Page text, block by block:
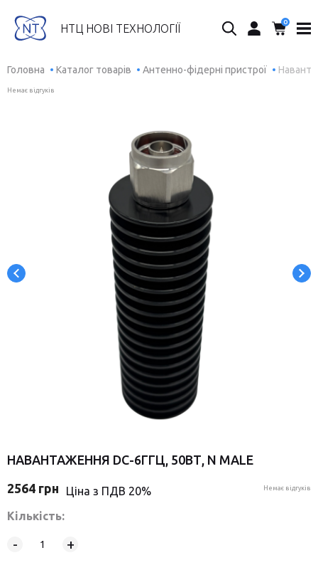
НТЦ НОВІ ТЕХНОЛОГІЇ
Пошук... 0
Головна Каталог товарів Антенно-фідерні пристрої
Немає відгуків
НАВАНТАЖЕННЯ DC-6ГГЦ, 50ВТ, N MALE
2564 грн Ціна з ПДВ 20% Немає відгуків
Кількість:
- +